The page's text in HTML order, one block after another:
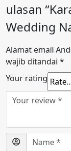
ulasan
Wedding
Alamat email
wajib ditandai *
Your rating